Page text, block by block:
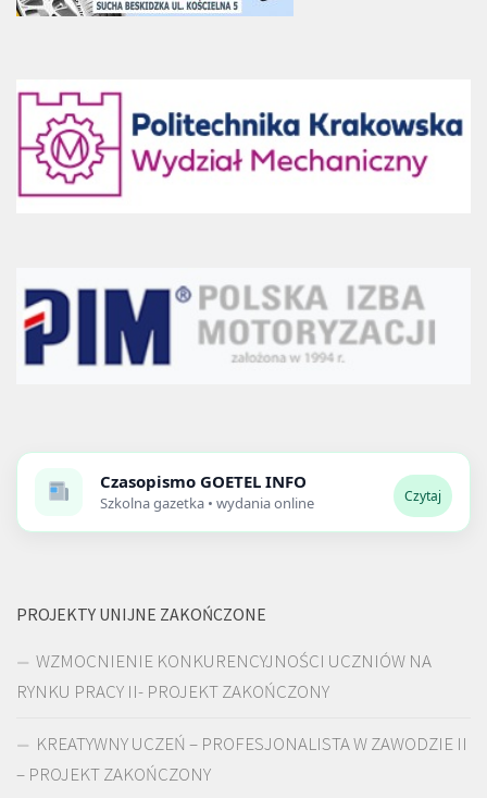
Czasopismo GOETEL INFO
Szkolna gazetka • wydania online Czytaj
PROJEKTY UNIJNE ZAKOŃCZONE
WZMOCNIENIE KONKURENCYJNOŚCI UCZNIÓW NA
RYNKU PRACY II- PROJEKT ZAKOŃCZONY
KREATYWNY UCZEŃ – PROFESJONALISTA W ZAWODZIE II
– PROJEKT ZAKOŃCZONY